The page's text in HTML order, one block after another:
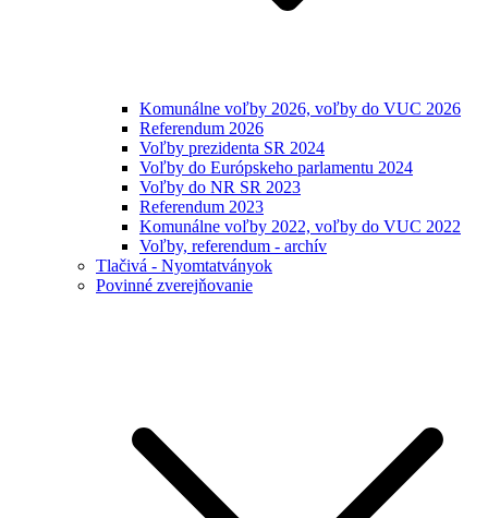
Komunálne voľby 2026, voľby do VUC 2026
Referendum 2026
Voľby prezidenta SR 2024
Voľby do Európskeho parlamentu 2024
Voľby do NR SR 2023
Referendum 2023
Komunálne voľby 2022, voľby do VUC 2022
Voľby, referendum - archív
Tlačivá - Nyomtatványok
Povinné zverejňovanie